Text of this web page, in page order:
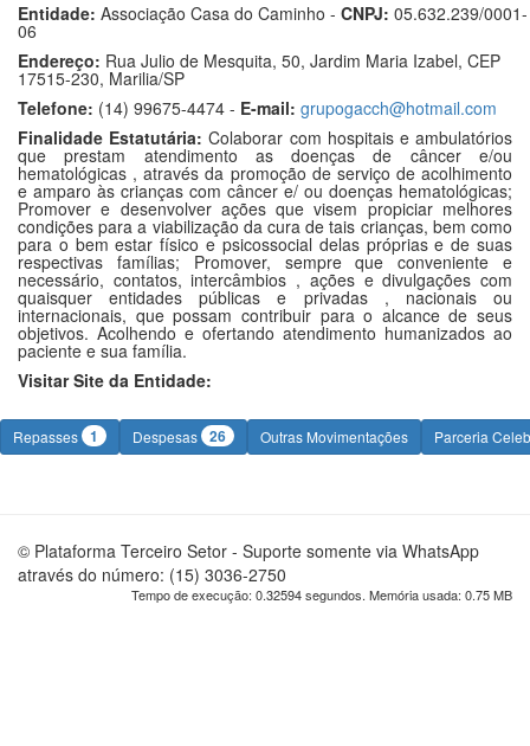
Entidade: Associação Casa do Caminho - CNPJ: 05.632.239/0001-
06
Endereço: Rua Julio de Mesquita, 50, Jardim Maria Izabel, CEP
17515-230, Marilia/SP
Telefone: (14) 99675-4474 - E-mail: grupogacch@hotmail.com
Finalidade Estatutária: Colaborar com hospitais e ambulatórios
que prestam atendimento as doenças de câncer e/ou
hematológicas , através da promoção de serviço de acolhimento
e amparo às crianças com câncer e/ ou doenças hematológicas;
Promover e desenvolver ações que visem propiciar melhores
condições para a viabilização da cura de tais crianças, bem como
para o bem estar físico e psicossocial delas próprias e de suas
respectivas famílias; Promover, sempre que conveniente e
necessário, contatos, intercâmbios , ações e divulgações com
quaisquer entidades públicas e privadas , nacionais ou
internacionais, que possam contribuir para o alcance de seus
objetivos. Acolhendo e ofertando atendimento humanizados ao
paciente e sua família.
Visitar Site da Entidade:
Repasses 1 Despesas 26 Outras Movimentações Parceria
© Plataforma Terceiro Setor - Suporte somente via WhatsApp
através do número: (15) 3036-2750
Tempo de execução: 0.32594 segundos. Memória usada: 0.75 MB